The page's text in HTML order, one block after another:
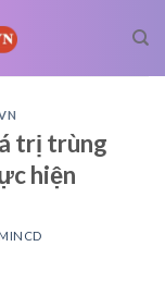
trị trùng
hiện